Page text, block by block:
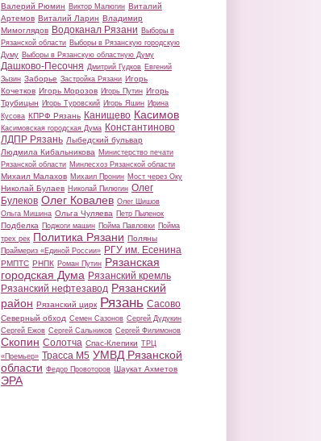
Валерий Рюмин Виктор Малюгин Виталий
Артемов Виталий Ларин Владимир
Мимоглядов Водоканал Рязани Выборы в
Рязанской области Выборы в Рязанскую городскую
Думу Выборы в Рязанскую областную Думу
Дашково-Песочня Дмитрий Гудков Евгений
Зызин Заборье Застройка Рязани Игорь
Кочетков Игорь Морозов Игорь Путин Игорь
Трубицын Игорь Туровский Игорь Яшин Ирина
Кусова КПРФ Рязань Канищево Касимов
Касимовская городская Дума Константиново
ЛДПР Рязань Лыбедский бульвар
Людмила Кибальникова Министерство печати
Рязанской области Минлесхоз Рязанской области
Михаил Малахов Михаил Пронин Мост через Оку
Николай Булаев Николай Пилюгин Олег
Булеков Олег Ковалев Олег Шишов
Ольга Мишина Ольга Чуляева Петр Пыленок
Подбелка Поджоги машин Пойма Павловки Пойма
трех рек Политика Рязани Поляны
Праймериз «Единой России» РГУ им. Есенина
РМПТС РНПК Роман Путин Рязанская
городская Дума Рязанский кремль
Рязанский нефтезавод Рязанский
район Рязанский цирк Рязань Сасово
Северный обход Семен Сазонов Сергей Дудукин
Сергей Ежов Сергей Сальников Сергей Филимонов
Скопин Солотча Спас-Клепики ТРЦ
«Премьер» Трасса М5 УМВД Рязанской
области Федор Провоторов Шаукат Ахметов
ЭРА